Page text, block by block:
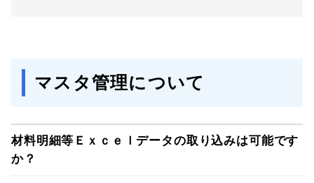
マスタ管理について
材料明細等Ｅｘｃｅｌデータの取り込みは可能です
か？